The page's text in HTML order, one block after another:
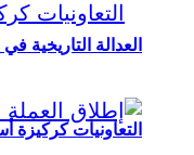
التعاونيات كركيزة
العدالة التاريخية